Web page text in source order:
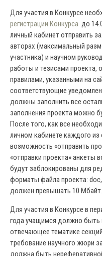
Для участия в Конкурсе
регистрации Конкурса до
личный кабинет отправить
авторах (максимальный
участника) и научном
работы и тезисами проекта,
правилами, указанными на
соответствующие
должны заполнить все
заполнения проекта можно
После того, как все
личном кабинете каждого из
возможность «отправить
«отправки проекта» анкеты
будут заблокированы для
форматы файла проекта:
должен превышать 10 Мбайт.
Для участия в Конкурсе в
года учащимся должно быть
отвечающее тематике
требование научного жюри
должна быть